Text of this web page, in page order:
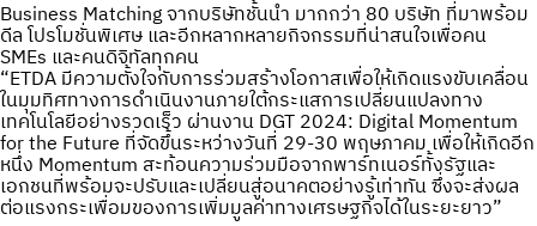
Business Matching จากบริษัทชั้นนำ มากกว่า 80 บริษัท ที่มาพร้อม
ดีล โปรโมชั่นพิเศษ และอีกหลากหลายกิจกรรมที่น่าสนใจเพื่อคน
SMEs และคนดิจิทัลทุกคน
“ETDA มีความตั้งใจกับการร่วมสร้างโอกาสเพื่อให้เกิดแรงขับเคลื่อน
ในมุมทิศทางการดำเนินงานภายใต้กระแสการเปลี่ยนแปลงทาง
เทคโนโลยีอย่างรวดเร็ว ผ่านงาน DGT 2024: Digital Momentum
for the Future ที่จัดขึ้นระหว่างวันที่ 29-30 พฤษภาคม เพื่อให้เกิดอีก
หนึ่ง Momentum สะท้อนความร่วมมือจากพาร์ทเนอร์ทั้งรัฐและ
เอกชนที่พร้อมจะปรับและเปลี่ยนสู่อนาคตอย่างรู้เท่าทัน ซึ่งจะส่งผล
ต่อแรงกระเพื่อมของการเพิ่มมูลค่าทางเศรษฐกิจได้ในระยะยาว”